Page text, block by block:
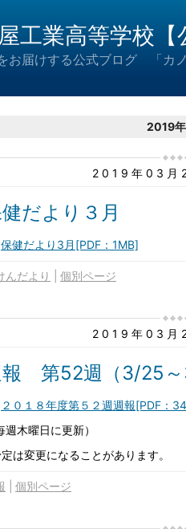
工業高等学校
お届けする公式ブログ 「カ
2019
2019年03月
だより３月
保健だより3月[PDF：1MB]
んだより 個別ページ
2019年03月
報 第52週（3/25
２０１８年度第５２週週報[PDF：
週木曜日に更新）
は変更になることがあります。
個別ページ